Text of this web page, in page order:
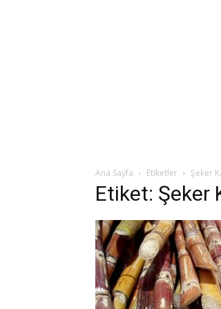
Ana Sayfa Etiketler Şeker
Etiket: Şeker